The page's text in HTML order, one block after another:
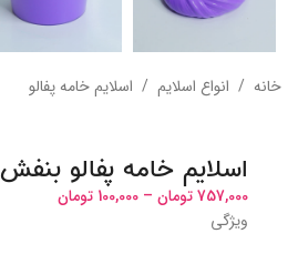
خانه / انواع اسلایم / اسلایم خامه پفالو
اسلایم خامه پفالو بنفش
757,000تومان –
100,000 تومان
ویژگی